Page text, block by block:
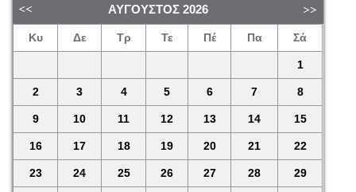
ΑΎΓΟΥΣΤΟΣ 2026
Κυ Δε Τρ Τε Πέ Πα Σά
1
2 3 4 5 6 7 8
9 10 11 12 13 14 15
16 17 18 19 20 21 22
23 24 25 26 27 28 29